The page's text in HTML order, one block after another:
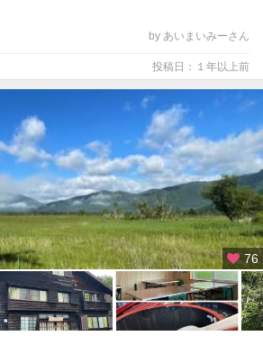
by あいまいみーさん
投稿日：１年以上前
76